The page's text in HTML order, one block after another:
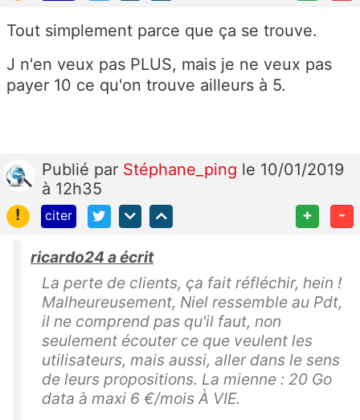
Tout simplement parce que ça se trouve.
J n'en veux pas PLUS, mais je ne veux pas
payer 10 ce qu'on trouve ailleurs à 5.
Publié par Stéphane_ping le 10/01/2019
à 12h35
!
citer + -
ricardo24 a écrit
La perte de clients, ça fait réfléchir, hein !
Malheureusement, Niel ressemble au Pdt,
il ne comprend pas qu'il faut, non
seulement écouter ce que veulent les
utilisateurs, mais aussi, aller dans le sens
de leurs propositions. La mienne : 20 Go
data à maxi 6 €/mois À VIE.